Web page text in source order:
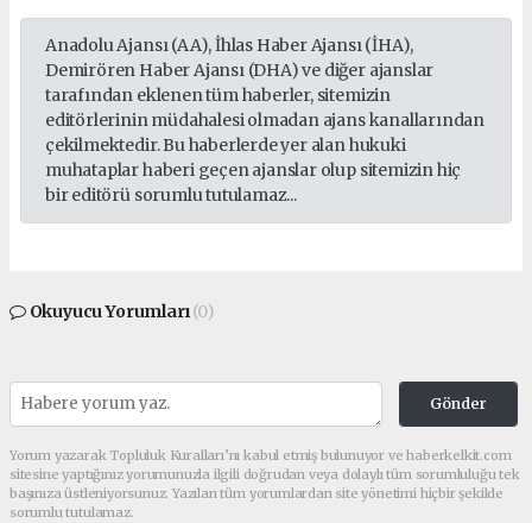
Anadolu Ajansı (AA), İhlas Haber Ajansı (İHA),
Demirören Haber Ajansı (DHA) ve diğer ajanslar
tarafından eklenen tüm haberler, sitemizin
editörlerinin müdahalesi olmadan ajans kanallarından
çekilmektedir. Bu haberlerde yer alan hukuki
muhataplar haberi geçen ajanslar olup sitemizin hiç
bir editörü sorumlu tutulamaz...
Okuyucu Yorumları(0)
Gönder
Yorum yazarak Topluluk Kuralları’nı kabul etmiş bulunuyor ve haberkelkit.com
sitesine yaptığınız yorumunuzla ilgili doğrudan veya dolaylı tüm sorumluluğu tek
başınıza üstleniyorsunuz. Yazılan tüm yorumlardan site yönetimi hiçbir şekilde
sorumlu tutulamaz.